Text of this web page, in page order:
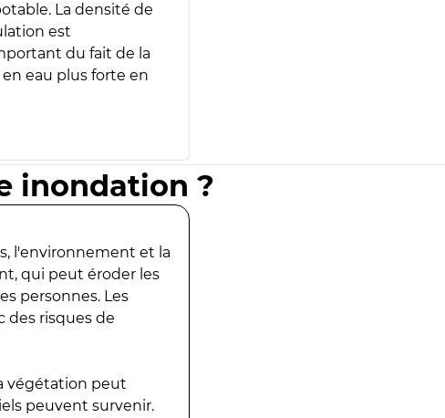
La densité de
est
du fait de la
eau plus forte en
inondation ?
l'environnement et la
qui peut éroder les
personnes. Les
des risques de
végétation peut
peuvent survenir.